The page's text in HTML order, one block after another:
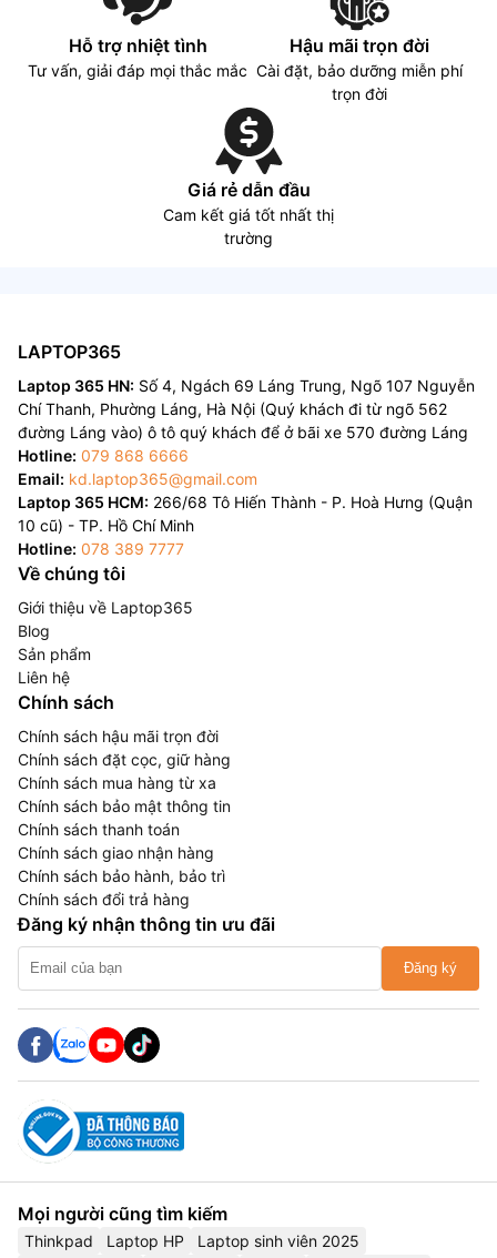
Hỗ trợ nhiệt tình
Tư vấn, giải đáp mọi thắc mắc
Hậu mãi trọn đời
Cài đặt, bảo dưỡng miễn phí
trọn đời
Giá rẻ dẫn đầu
Cam kết giá tốt nhất thị
trường
LAPTOP365
Laptop 365 HN: Số 4, Ngách 69 Láng Trung, Ngõ 107 Nguyễn
Chí Thanh, Phường Láng, Hà Nội (Quý khách đi từ ngõ 562
đường Láng vào) ô tô quý khách để ở bãi xe 570 đường Láng
Hotline: 079 868 6666
Email: kd.laptop365@gmail.com
Laptop 365 HCM: 266/68 Tô Hiến Thành - P. Hoà Hưng (Quận
10 cũ) - TP. Hồ Chí Minh
Hotline: 078 389 7777
Về chúng tôi
Giới thiệu về Laptop365
Blog
Sản phẩm
Liên hệ
Chính sách
Chính sách hậu mãi trọn đời
Chính sách đặt cọc, giữ hàng
Chính sách mua hàng từ xa
Chính sách bảo mật thông tin
Chính sách thanh toán
Chính sách giao nhận hàng
Chính sách bảo hành, bảo trì
Chính sách đổi trả hàng
Đăng ký nhận thông tin ưu đãi
Đăng ký
Mọi người cũng tìm kiếm
Thinkpad Laptop HP Laptop sinh viên 2025